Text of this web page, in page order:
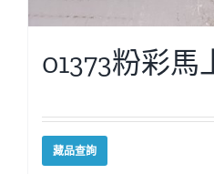
01373粉彩馬
藏品查詢